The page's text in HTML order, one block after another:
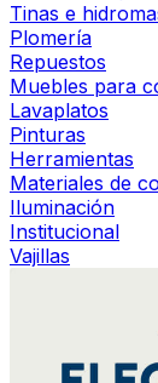
Tinas e
Plomería
Repuestos
Muebles para
Lavaplatos
Pinturas
Herramientas
Materiales de
Iluminación
Institucional
Vajillas